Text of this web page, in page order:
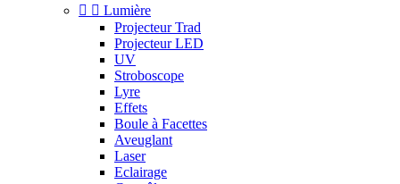
  Lumière
Projecteur Trad
Projecteur LED
UV
Stroboscope
Lyre
Effets
Boule à Facettes
Aveuglant
Laser
Eclairage